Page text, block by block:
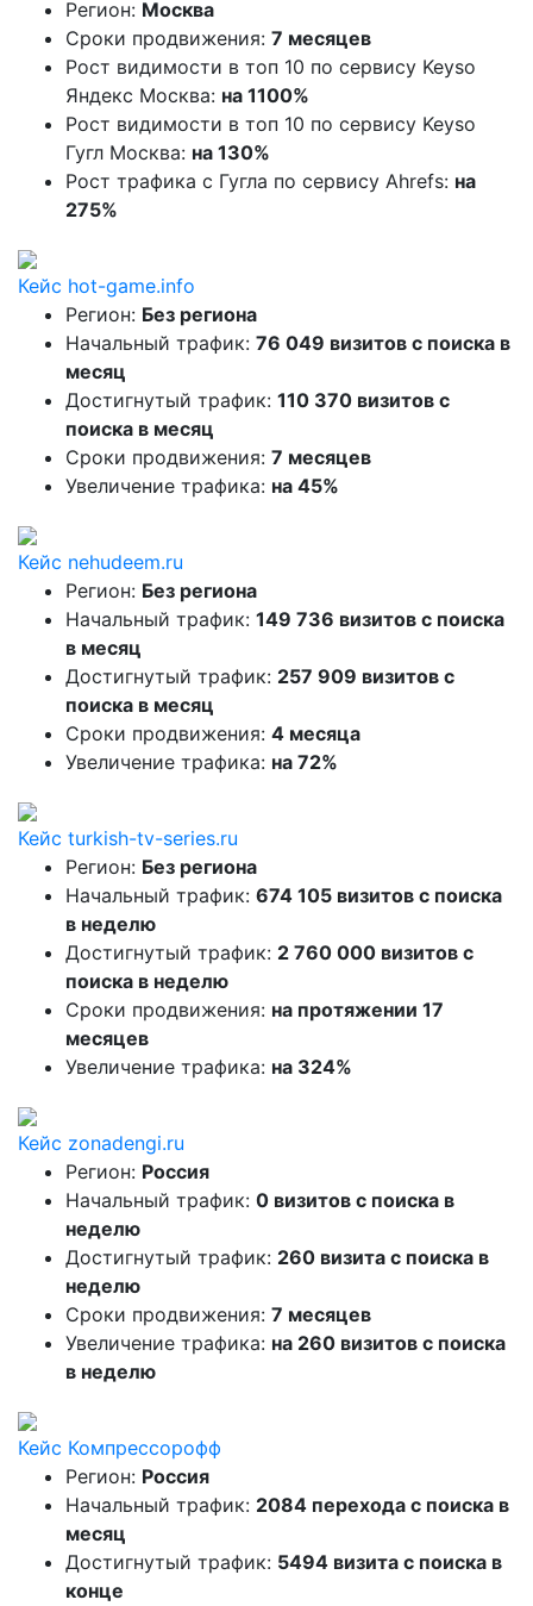
Регион: Москва
Сроки продвижения: 7 месяцев
Рост видимости в топ 10 по сервису Keyso
Яндекс Москва: на 1100%
Рост видимости в топ 10 по сервису Keyso
Гугл Москва: на 130%
Рост трафика с Гугла по сервису Ahrefs: на
275%
Кейс hot-game.info
Регион: Без региона
Начальный трафик: 76 049 визитов с поиска в
месяц
Достигнутый трафик: 110 370 визитов с
поиска в месяц
Сроки продвижения: 7 месяцев
Увеличение трафика: на 45%
Кейс nehudeem.ru
Регион: Без региона
Начальный трафик: 149 736 визитов с поиска
в месяц
Достигнутый трафик: 257 909 визитов с
поиска в месяц
Сроки продвижения: 4 месяца
Увеличение трафика: на 72%
Кейс turkish-tv-series.ru
Регион: Без региона
Начальный трафик: 674 105 визитов с поиска
в неделю
Достигнутый трафик: 2 760 000 визитов с
поиска в неделю
Сроки продвижения: на протяжении 17
месяцев
Увеличение трафика: на 324%
Кейс zonadengi.ru
Регион: Россия
Начальный трафик: 0 визитов с поиска в
неделю
Достигнутый трафик: 260 визита с поиска в
неделю
Сроки продвижения: 7 месяцев
Увеличение трафика: на 260 визитов с поиска
в неделю
Кейс Компрессорофф
Регион: Россия
Начальный трафик: 2084 перехода с поиска в
месяц
Достигнутый трафик: 5494 визита с поиска в
конце